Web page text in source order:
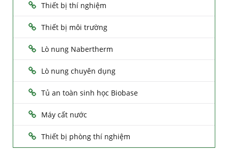
Thiết bị thí nghiệm
Thiết bị môi trường
Lò nung Nabertherm
Lò nung chuyên dụng
Tủ an toàn sinh học Biobase
Máy cất nước
Thiết bị phòng thí nghiệm